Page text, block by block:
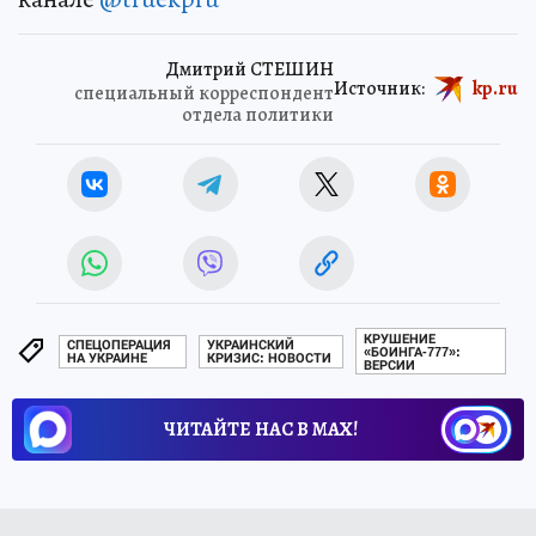
Дмитрий СТЕШИН
специальный корреспондент
отдела политики
Источник: kp.ru
СПЕЦОПЕРАЦИЯ
НА УКРАИНЕ
УКРАИНСКИЙ
КРИЗИС: НОВОСТИ
КРУШЕНИЕ
«БОИНГА-777»:
ВЕРСИИ
ЧИТАЙТЕ НАС В МАХ!